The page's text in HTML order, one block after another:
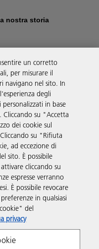
nostra storia
un corretto
per misurare il
navigano nel sito. In
degli
in base
su "Accetta
dei cookie sul
su "Rifiuta
ad eccezione di
sito. È possibile
cliccando su
espresse verranno
È possibile revocare
in qualsiasi
del
privacy